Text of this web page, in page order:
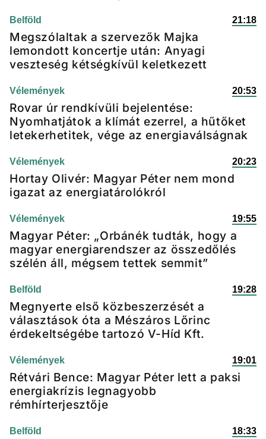
Belföld 21:18
Megszólaltak a szervezők Majka
lemondott koncertje után: Anyagi
veszteség kétségkívül keletkezett
Vélemények 20:53
Rovar úr rendkívüli bejelentése:
Nyomhatjátok a klímát ezerrel, a hűtőket
letekerhetitek, vége az energiaválságnak
Vélemények 20:23
Hortay Olivér: Magyar Péter nem mond
igazat az energiatárolókról
Vélemények 19:55
Magyar Péter: „Orbánék tudták, hogy a
magyar energiarendszer az összedőlés
szélén áll, mégsem tettek semmit”
Belföld 19:28
Megnyerte első közbeszerzését a
választások óta a Mészáros Lőrinc
érdekeltségébe tartozó V-Híd Kft.
Vélemények 19:01
Rétvári Bence: Magyar Péter lett a paksi
energiakrízis legnagyobb
rémhírterjesztője
Belföld 18:33